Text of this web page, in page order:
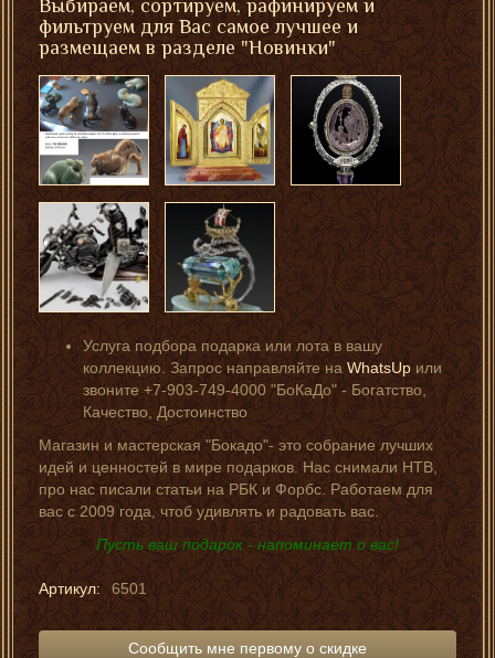
Выбираем, сортируем, рафинируем и
фильтруем для Вас самое лучшее и
размещаем в разделе "Новинки"
Услуга подбора подарка или лота в вашу
коллекцию. Запрос направляйте наWhatsUp или
звоните +7-903-749-4000 "БоКаДо" - Богатство,
Качество, Достоинство
Магазин и мастерская "Бокадо"- это собрание лучших
идей и ценностей в мире подарков. Нас снимали НТВ,
про нас писали статьи на РБК и Форбс. Работаем для
вас с 2009 года, чтоб удивлять и радовать вас.
Пусть ваш подарок - напоминает о вас!
Артикул: 6501
Сообщить мне первому о скидке